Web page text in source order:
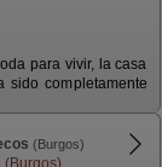
para vivir, la casa
sido completamente
(Burgos)
(Burgos)